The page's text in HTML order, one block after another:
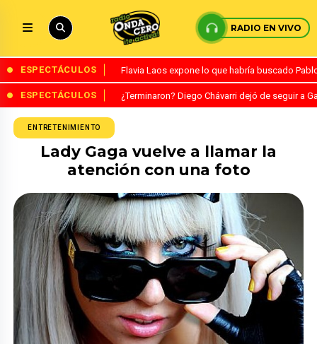
RADIO EN VIVO
ESPECTÁCULOS Flavia Laos expone lo que habría buscado
ESPECTÁCULOS ¿Terminaron? Diego Chávarri dejó de seguir a
ENTRETENIMIENTO
Lady Gaga vuelve a llamar la
atención con una foto